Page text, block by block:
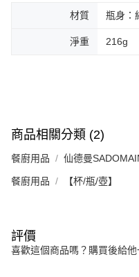
材質 瓶身：
淨重 216g
商品相關分類 (2)
餐廚用品 仙德曼
餐廚用品 【杯/瓶/壺】
評價
喜歡這個商品嗎？購買後給